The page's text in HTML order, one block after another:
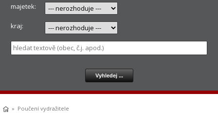
majetek:
kraj:
» Poučení vydražitele